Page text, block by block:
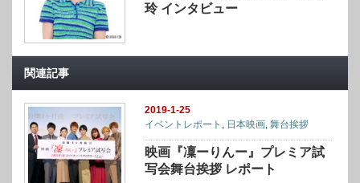
玲 インタビュー
関連記事
2019-1-25
イベントレポート , 日本映画,舞台挨拶
映画『凜ーりんー』プレミア試
写会舞台挨拶 レポート